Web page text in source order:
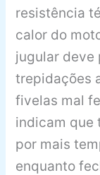
resistência
calor do
jugular deve
trepidações
fivelas mal
indicam que
por mais
enquanto